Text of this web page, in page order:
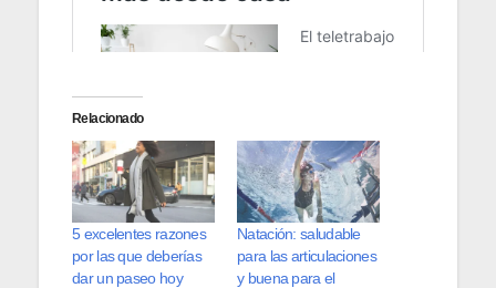
Relacionado
5 excelentes razones
por las que deberías
dar un paseo hoy
Natación: saludable
para las articulaciones
y buena para el